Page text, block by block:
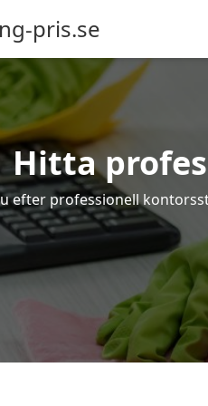
pris.se
Hitta
efter professionell